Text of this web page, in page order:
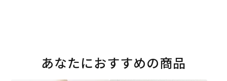
あなたにおすすめの商品